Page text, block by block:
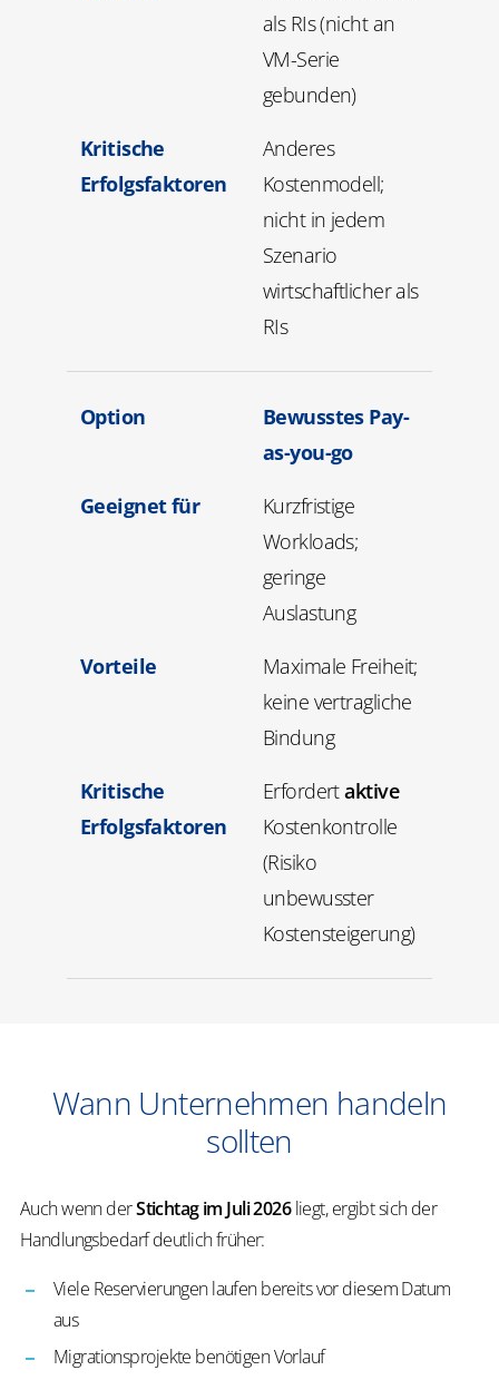
als RIs (nicht an
VM-Serie
gebunden)
Kritische
Erfolgsfaktoren
Anderes
Kostenmodell;
nicht in jedem
Szenario
wirtschaftlicher als
RIs
Option
Bewusstes Pay-
as-you-go
Geeignet für
Kurzfristige
Workloads;
geringe
Auslastung
Vorteile
Maximale Freiheit;
keine vertragliche
Bindung
Kritische
Erfolgsfaktoren
Erfordertaktive
Kostenkontrolle
(Risiko
unbewusster
Kostensteigerung)
Wann Unternehmen handeln
sollten
Auch wenn derStichtag im Juli 2026liegt, ergibt sich der
Handlungsbedarf deutlich früher:
Viele Reservierungen laufen bereits vor diesem Datum
aus
Migrationsprojekte benötigen Vorlauf